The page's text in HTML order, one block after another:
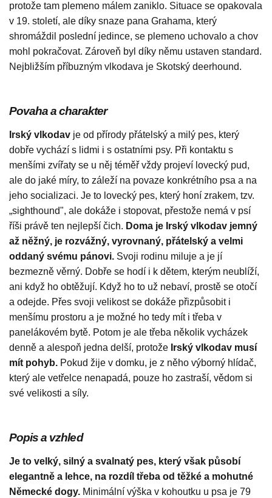
protože tam plemeno málem zaniklo. Situace se opakovala
v 19. století, ale díky snaze pana Grahama, který
shromáždil poslední jedince, se plemeno uchovalo a chov
mohl pokračovat. Zároveň byl díky němu ustaven standard.
Nejbližším příbuzným vlkodava je Skotský deerhound.
Povaha a charakter
Irský vlkodav je od přírody přátelský a milý pes, který
dobře vychází s lidmi i s ostatními psy. Při kontaktu s
menšími zvířaty se u něj téměř vždy projeví lovecký pud,
ale do jaké míry, to záleží na povaze konkrétního psa a na
jeho socializaci. Je to lovecký pes, který honí zrakem, tzv.
„sighthound", ale dokáže i stopovat, přestože nemá v psí
říši právě ten nejlepší čich. Doma je Irský vlkodav jemný
až něžný, je rozvážný, vyrovnaný, přátelský a velmi
oddaný svému pánovi. Svoji rodinu miluje a je jí
bezmezně věrný. Dobře se hodí i k dětem, kterým neublíží,
ani když ho obtěžují. Když ho to už nebaví, prostě se otočí
a odejde. Přes svoji velikost se dokáže přizpůsobit i
menšímu prostoru a je možné ho tedy mít i třeba v
panelákovém bytě. Potom je ale třeba několik vycházek
denně a alespoň jedna delší, protože Irský vlkodav musí
mít pohyb. Pokud žije v domku, je z něho výborný hlídač,
který ale vetřelce nenapadá, pouze ho zastraší, vědom si
své velikosti a síly.
Popis a vzhled
Je to velký, silný a svalnatý pes, který však působí
elegantně a lehce, na rozdíl třeba od těžké a mohutné
Německé dogy. Minimální výška v kohoutku u psa je 79